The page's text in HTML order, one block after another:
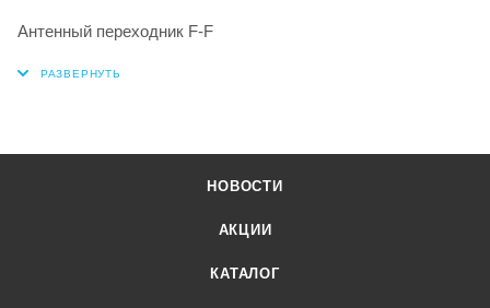
Антенный переходник F-F
НОВОСТИ
АКЦИИ
КАТАЛОГ